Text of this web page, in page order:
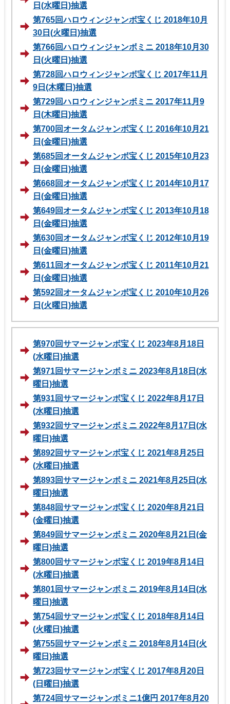
日(水曜日)抽選
第765回ハロウィンジャンボ宝くじ 2018年10月
30日(火曜日)抽選
第766回ハロウィンジャンボミニ 2018年10月30
日(火曜日)抽選
第728回ハロウィンジャンボ宝くじ 2017年11月
9日(木曜日)抽選
第729回ハロウィンジャンボミニ 2017年11月9
日(木曜日)抽選
第700回オータムジャンボ宝くじ 2016年10月21
日(金曜日)抽選
第685回オータムジャンボ宝くじ 2015年10月23
日(金曜日)抽選
第668回オータムジャンボ宝くじ 2014年10月17
日(金曜日)抽選
第649回オータムジャンボ宝くじ 2013年10月18
日(金曜日)抽選
第630回オータムジャンボ宝くじ 2012年10月19
日(金曜日)抽選
第611回オータムジャンボ宝くじ 2011年10月21
日(金曜日)抽選
第592回オータムジャンボ宝くじ 2010年10月26
日(火曜日)抽選
第970回サマージャンボ宝くじ 2023年8月18日
(水曜日)抽選
第971回サマージャンボミニ 2023年8月18日(水
曜日)抽選
第931回サマージャンボ宝くじ 2022年8月17日
(水曜日)抽選
第932回サマージャンボミニ 2022年8月17日(水
曜日)抽選
第892回サマージャンボ宝くじ 2021年8月25日
(水曜日)抽選
第893回サマージャンボミニ 2021年8月25日(水
曜日)抽選
第848回サマージャンボ宝くじ 2020年8月21日
(金曜日)抽選
第849回サマージャンボミニ 2020年8月21日(金
曜日)抽選
第800回サマージャンボ宝くじ 2019年8月14日
(水曜日)抽選
第801回サマージャンボミニ 2019年8月14日(水
曜日)抽選
第754回サマージャンボ宝くじ 2018年8月14日
(火曜日)抽選
第755回サマージャンボミニ 2018年8月14日(火
曜日)抽選
第723回サマージャンボ宝くじ 2017年8月20日
(日曜日)抽選
第724回サマージャンボミニ1億円 2017年8月20